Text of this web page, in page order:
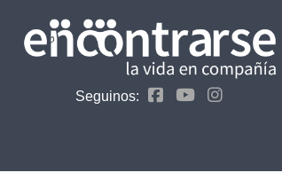
Seguinos: